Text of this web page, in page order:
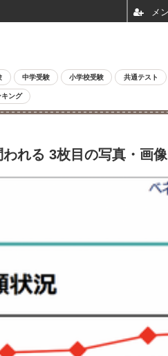
中学受験 小学校受験 共通テスト
キング
れる 3枚目の写真・画像